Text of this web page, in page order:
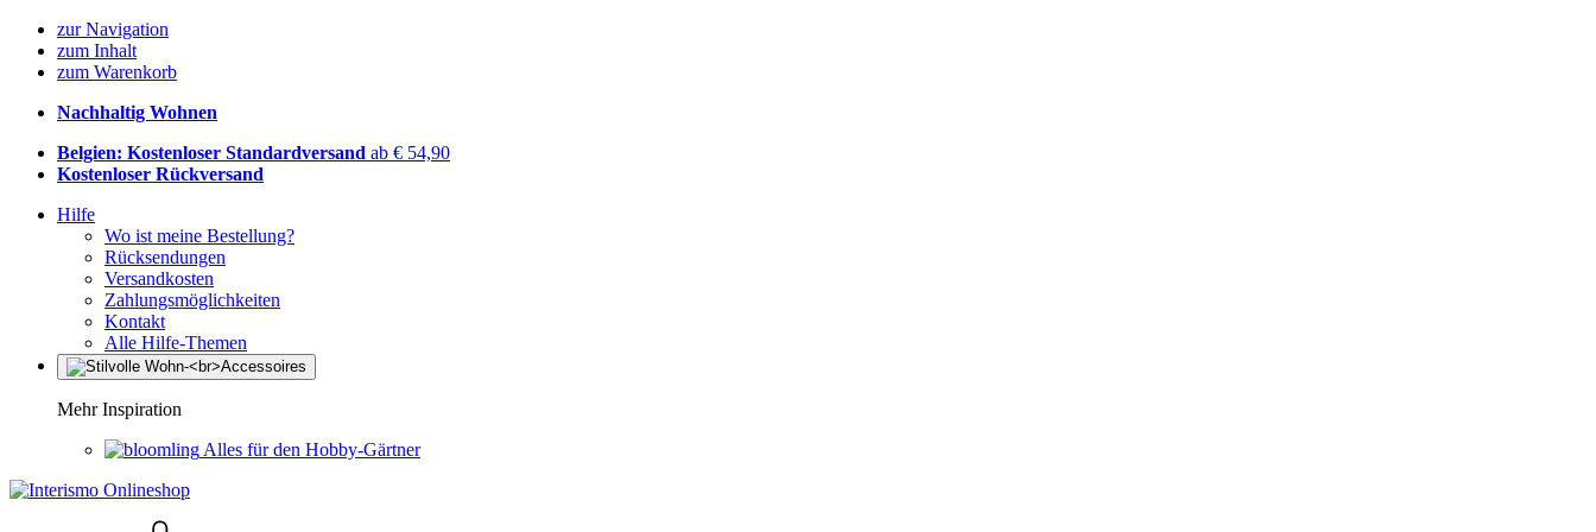
zur Navigation
zum Inhalt
zum Warenkorb
Nachhaltig Wohnen
Belgien: Kostenloser Standardversand ab € 54,90
Kostenloser Rückversand
Hilfe
Wo ist meine Bestellung?
Rücksendungen
Versandkosten
Zahlungsmöglichkeiten
Kontakt
Alle Hilfe-Themen
Mehr Inspiration
Alles für den Hobby-Gärtner